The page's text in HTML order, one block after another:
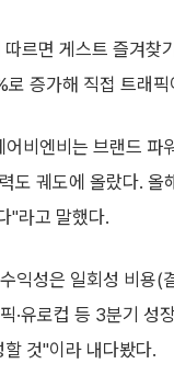
르면 게스트 즐겨찾
증가해 직접 트래픽
어비엔비는 브랜드 파
도 궤도에 올랐다. 올
"라고 말했다.
익성은 일회성 비용(
·유로컵 등 3분기
것"이라 내다봤다.